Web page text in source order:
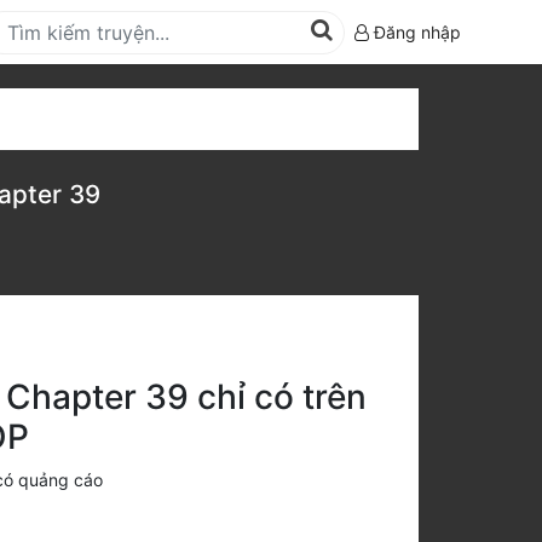
Đăng nhập
39
39 chỉ có trên
quảng cáo